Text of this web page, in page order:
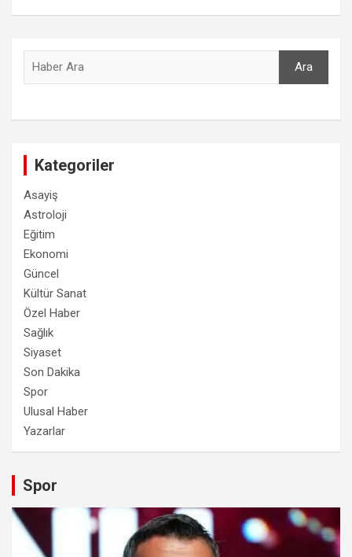
Ara
Kategoriler
Asayiş
Astroloji
Eğitim
Ekonomi
Güncel
Kültür Sanat
Özel Haber
Sağlık
Siyaset
Son Dakika
Spor
Ulusal Haber
Yazarlar
Spor